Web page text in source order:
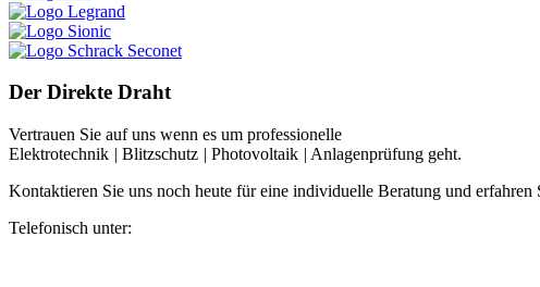
Der Direkte Draht
Vertrauen Sie auf uns wenn es um professionelle
Elektrotechnik | Blitzschutz | Photovoltaik | Anlagenprüfung geht.
Kontaktieren Sie uns noch heute für eine individuelle Beratung und
Telefonisch unter: